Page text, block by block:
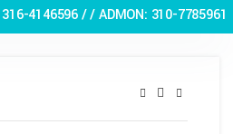
316-4146596 / / ADMON: 310-7785961